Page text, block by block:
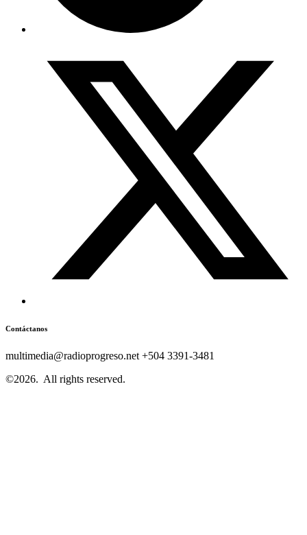
Contáctanos
multimedia@radioprogreso.net +504 3391-3481
©2026. All rights reserved.